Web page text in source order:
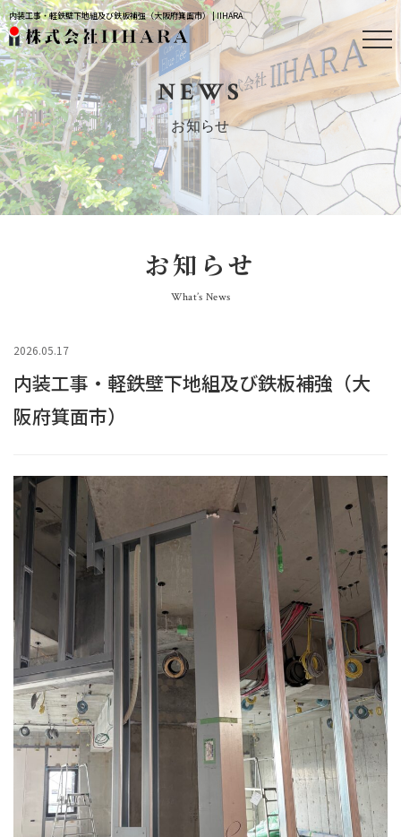
内装工事・軽鉄壁下地組及び鉄板補強（大阪府箕面市） | IIHARA
NEWS
お知らせ
お知らせ
What’s News
2026.05.17
内装工事・軽鉄壁下地組及び鉄板補強（大
阪府箕面市）